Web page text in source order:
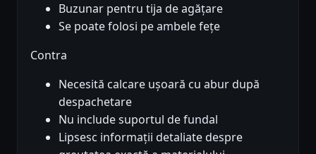
Buzunar pentru tija de agățare
Se poate folosi pe ambele fețe
Contra
Necesită calcare ușoară cu abur după
despachetare
Nu include suportul de fundal
Lipsesc informații detaliate despre